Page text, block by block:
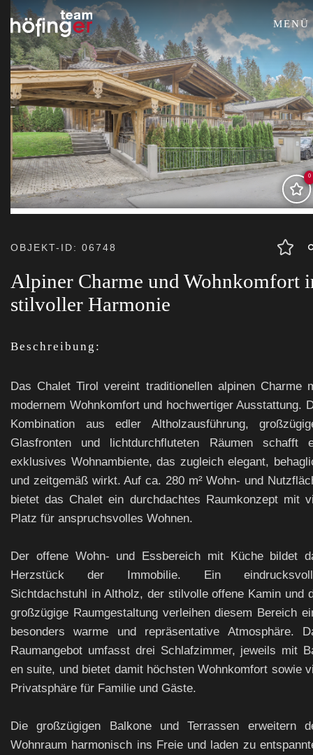
MENÜ
0
OBJEKT-ID: 06748
Alpiner Charme und Wohnkomfort
stilvoller Harmonie
Beschreibung:
Das Chalet Tirol vereint traditionellen alpinen Charme
modernem Wohnkomfort und hochwertiger Ausstattung.
Kombination aus edler Altholzausführung,
Glasfronten und lichtdurchfluteten Räumen schafft
exklusives Wohnambiente, das zugleich elegant,
und zeitgemäß wirkt. Auf ca. 280 m² Wohn- und
bietet das Chalet ein durchdachtes Raumkonzept mit
Platz für anspruchsvolles Wohnen.
Der offene Wohn- und Essbereich mit Küche bildet
Herzstück der Immobilie. Ein
Sichtdachstuhl in Altholz, der stilvolle offene Kamin und
großzügige Raumgestaltung verleihen diesem Bereich
besonders warme und repräsentative Atmosphäre.
Raumangebot umfasst drei Schlafzimmer, jeweils mit
en suite, und bietet damit höchsten Wohnkomfort sowie
Privatsphäre für Familie und Gäste.
Die großzügigen Balkone und Terrassen erweitern
Wohnraum harmonisch ins Freie und laden zu